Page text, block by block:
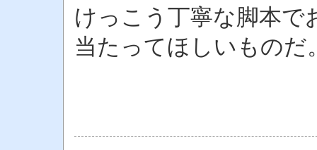
けっこう丁寧な脚本
当たってほしいものだ